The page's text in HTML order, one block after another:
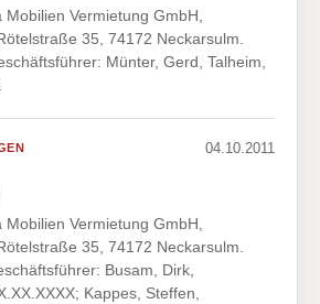
Mobilien Vermietung GmbH,
35, 74172 Neckarsulm.
Münter, Gerd, Talheim,
04.10.2011
Mobilien Vermietung GmbH,
35, 74172 Neckarsulm.
Busam, Dirk,
Kappes, Steffen,